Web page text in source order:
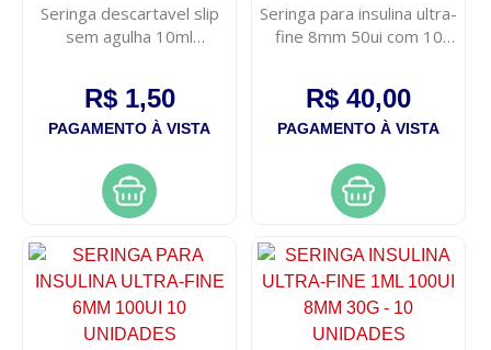
Seringa descartavel slip
sem agulha 10ml
R$ 1,50
PAGAMENTO À VISTA
Seringa para insulina ultra-
fine 8mm 50ui com 10
R$ 40,00
PAGAMENTO À VISTA